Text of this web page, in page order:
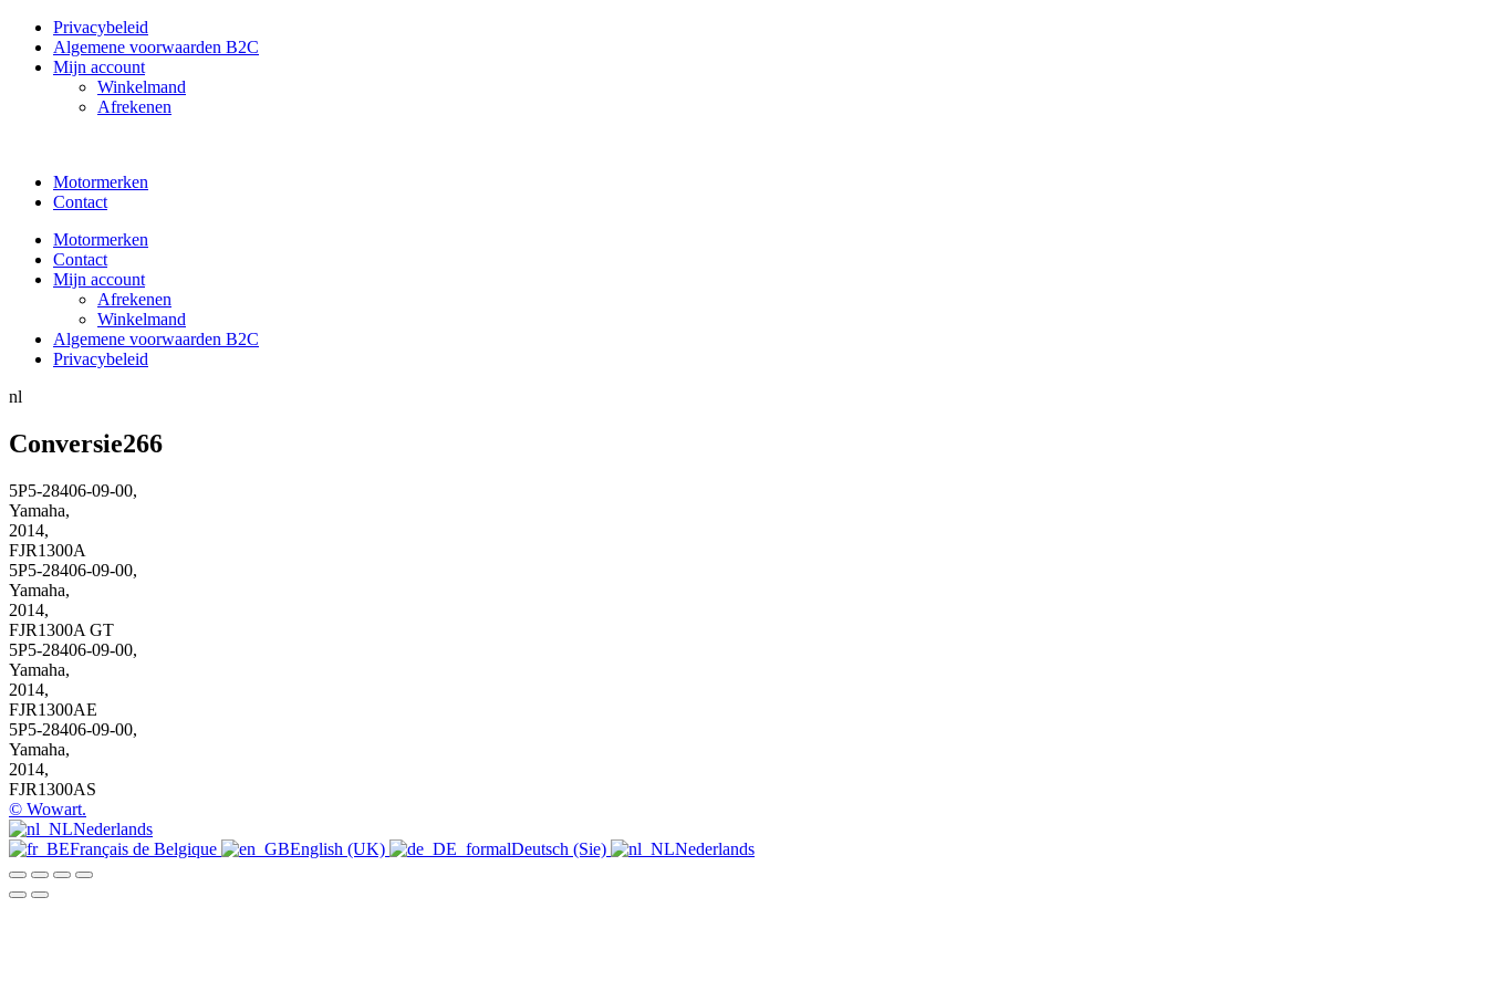
Privacybeleid
Algemene voorwaarden B2C
Mijn account
Winkelmand
Afrekenen
Motormerken
Contact
Motormerken
Contact
Mijn account
Afrekenen
Winkelmand
Algemene voorwaarden B2C
Privacybeleid
nl
Conversie266
5P5-28406-09-00,
Yamaha,
2014,
FJR1300A
5P5-28406-09-00,
Yamaha,
2014,
FJR1300A GT
5P5-28406-09-00,
Yamaha,
2014,
FJR1300AE
5P5-28406-09-00,
Yamaha,
2014,
FJR1300AS
© Wowart.
Nederlands
Français de Belgique
English (UK) Deutsch (Sie) Nederlands